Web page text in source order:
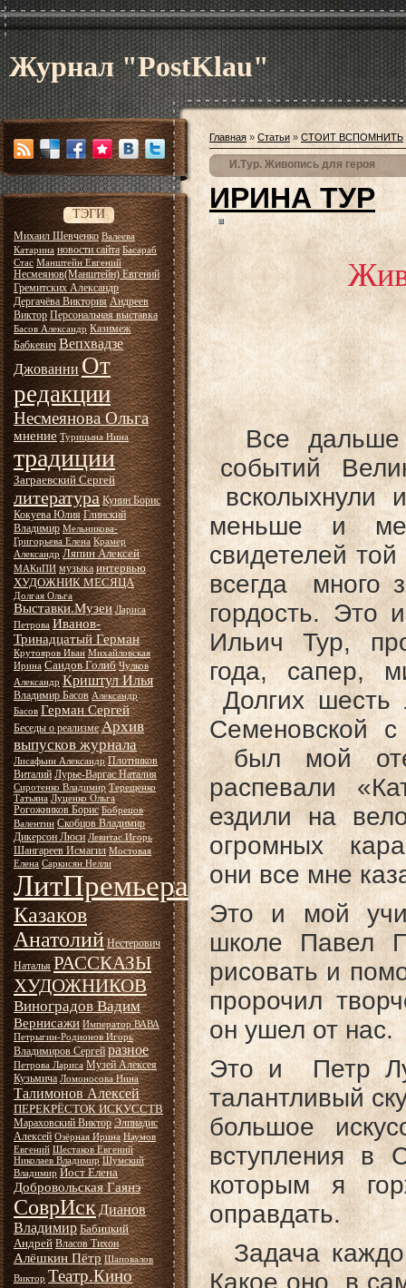
Журнал "PostKlau"
ТЭГИ
Михаил Шевченко Валеева
Катарина новости сайта Басараб
Стас Манштейн Евгений
Несмеянов(Манштейн) Евгений
Гремитских Александр
Дергачёва Виктория Андреев
Виктор Персональная выставка
Басов Александр Казимеж
Бабкевич Вепхвадзе
Джованни От
редакции
Несмеянова Ольга
мнение Турицына Нина
традиции
Заграевский Сергей
литература Кунин Борис
Кокуева Юлия Глинский
Владимир Мельникова-
Григорьева Елена Крамер
Александр Ляпин Алексей
МАКиПИ музыка интервью
ХУДОЖНИК МЕСЯЦА
Долгая Ольга
Выставки.Музеи Лариса
Петрова Иванов-
Тринадцатый Герман
Крутояров Иван Михайловская
Ирина Саидов Голиб Чулков
Александр Криштул Илья
Владимир Басов Александр
Басов Герман Сергей
Беседы о реализме Архив
выпусков журнала
Лисафьин Александр Плотников
Виталий Лурье-Варгас Наталия
Сиротенко Владимир Терещенко
Татьяна Луценко Ольга
Рогожников Борис Бобрецов
Валентин Скобцов Владимир
Дикерсон Люси Левитас Игорь
Шангареев Исмагил Мостовая
Елена Саркисян Нелли
ЛитПремьера
Казаков
Анатолий Нестерович
Наталья РАССКАЗЫ
ХУДОЖНИКОВ
Виноградов Вадим
Вернисажи Император ВАВА
Петрыгин-Родионов Игорь
Владимиров Сергей разное
Петрова Лариса Музей Алексея
Кузьмича Ломоносова Нина
Талимонов Алексей
ПЕРЕКРЁСТОК ИСКУССТВ
Мараховский Виктор Элпиадис
Алексей Озёрная Ирина Наумов
Евгений Шестаков Евгений
Николаев Владимир Шумский
Владимир Йост Елена
Добровольская Гаянэ
СоврИскДианов
Владимир Бабицкий
Андрей Власов Тихон
Алёшкин Пётр Шаповалов
Виктор Театр.Кино
Главная » Статьи » СТОИТ ВСПОМНИТЬ
И.Тур. Живопись для героя
ИРИНА ТУР
О
Все дальше
событий
всколыхнули
меньше и
свидетелей
всегда много
гордость.
Ильич Тур,
года, сапер,
Долгих шесть
Семеновской
был мой
распевали
ездили на
огромных
они все мне
Это и мой
школе Павел
рисовать и
пророчил
он ушел от нас.
Это и Петр
талантливый
большое
вступления в
которым я
оправдать.
Задача
Какое оно, в